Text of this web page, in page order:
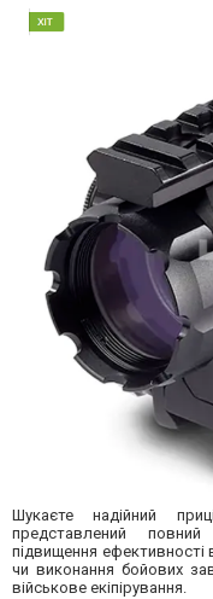
Шукаєте надійний
представлений
підвищення
чи виконання бойових
військове екіпірування.